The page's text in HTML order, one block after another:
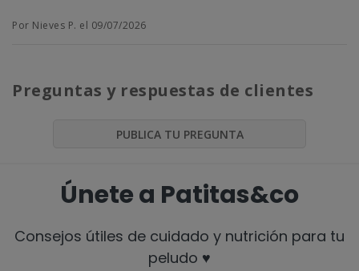
Por Nieves P. el 09/07/2026
Preguntas y respuestas de clientes
PUBLICA TU PREGUNTA
Únete a Patitas&co
Consejos útiles de cuidado y nutrición para tu
peludo ♥️